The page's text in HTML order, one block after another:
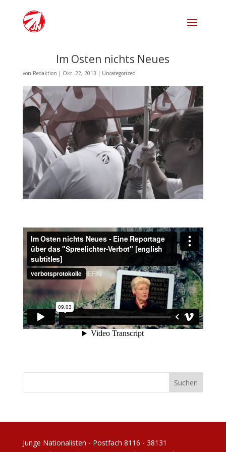
Im Osten nichts Neues
von Redaktion | Okt. 22, 2013 | Uncategorized
Junge Nationalisten - Postfach 8116 - 38131